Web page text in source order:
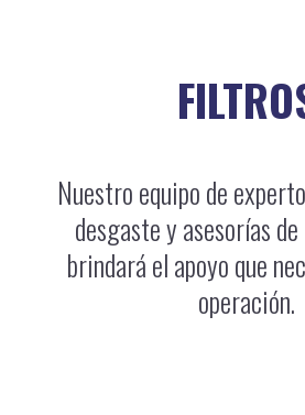
Nuestro equipo de
desgaste y asesorías
brindará el apoyo que
operación.